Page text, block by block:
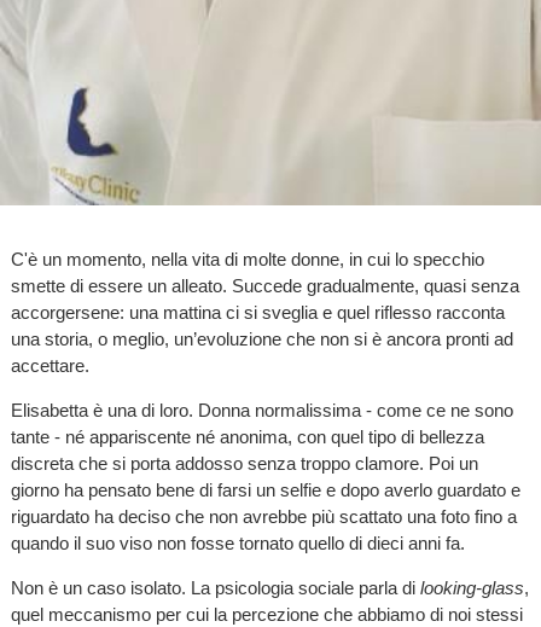
C'è un momento, nella vita di molte donne, in cui lo specchio
smette di essere un alleato. Succede gradualmente, quasi senza
accorgersene: una mattina ci si sveglia e quel riflesso racconta
una storia, o meglio, un’evoluzione che non si è ancora pronti ad
accettare.
Elisabetta è una di loro. Donna normalissima - come ce ne sono
tante - né appariscente né anonima, con quel tipo di bellezza
discreta che si porta addosso senza troppo clamore. Poi un
giorno ha pensato bene di farsi un selfie e dopo averlo guardato e
riguardato ha deciso che non avrebbe più scattato una foto fino a
quando il suo viso non fosse tornato quello di dieci anni fa.
Non è un caso isolato. La psicologia sociale parla di looking-glass,
quel meccanismo per cui la percezione che abbiamo di noi stessi